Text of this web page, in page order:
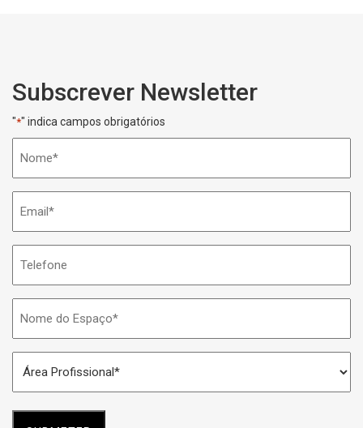
Subscrever Newsletter
"*" indica campos obrigatórios
do
Espaço
Profissional
*